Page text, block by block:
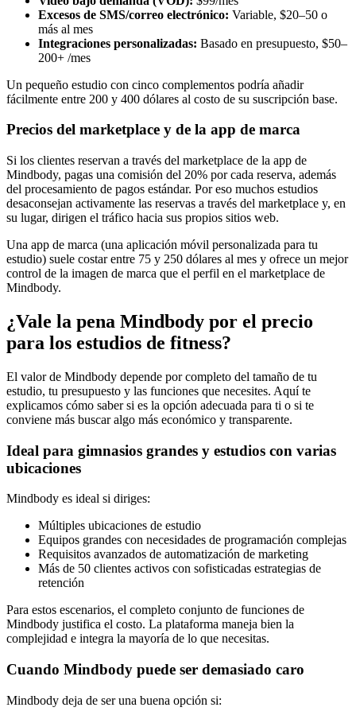
Excesos de SMS/correo electrónico: Variable, $20–50 o
más al mes
Integraciones personalizadas: Basado en presupuesto, $50–
200+ /mes
Un pequeño estudio con cinco complementos podría añadir
fácilmente entre 200 y 400 dólares al costo de su suscripción base.
Precios del marketplace y de la app de marca
Si los clientes reservan a través del marketplace de la app de
Mindbody, pagas una comisión del 20% por cada reserva, además
del procesamiento de pagos estándar. Por eso muchos estudios
desaconsejan activamente las reservas a través del marketplace y, en
su lugar, dirigen el tráfico hacia sus propios sitios web.
Una app de marca (una aplicación móvil personalizada para tu
estudio) suele costar entre 75 y 250 dólares al mes y ofrece un mejor
control de la imagen de marca que el perfil en el marketplace de
Mindbody.
¿Vale la pena Mindbody por el precio
para los estudios de fitness?
El valor de Mindbody depende por completo del tamaño de tu
estudio, tu presupuesto y las funciones que necesites. Aquí te
explicamos cómo saber si es la opción adecuada para ti o si te
conviene más buscar algo más económico y transparente.
Ideal para gimnasios grandes y estudios con varias
ubicaciones
Mindbody es ideal si diriges:
Múltiples ubicaciones de estudio
Equipos grandes con necesidades de programación complejas
Requisitos avanzados de automatización de marketing
Más de 50 clientes activos con sofisticadas estrategias de
retención
Para estos escenarios, el completo conjunto de funciones de
Mindbody justifica el costo. La plataforma maneja bien la
complejidad e integra la mayoría de lo que necesitas.
Cuando Mindbody puede ser demasiado caro
Mindbody deja de ser una buena opción si: